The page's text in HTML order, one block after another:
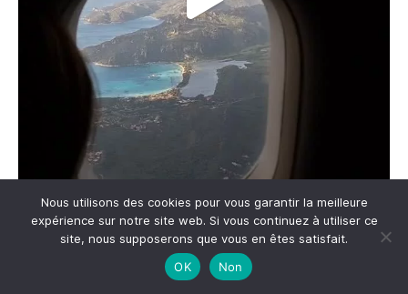
Nous utilisons des cookies pour vous garantir la meilleure
expérience sur notre site web. Si vous continuez à utiliser ce
site, nous supposerons que vous en êtes satisfait.
OK
Non